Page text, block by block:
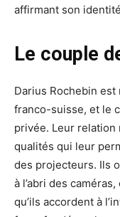
affirmant son
Le couple
Darius Rochebin est
franco-suisse, et le
privée. Leur relation
qualités qui leur
des projecteurs. Ils
à l’abri des
qu’ils accordent à